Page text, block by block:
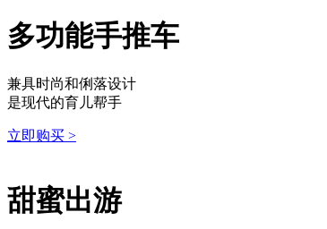
多功能手推车
兼具时尚和俐落设计
是现代的育儿帮手
立即购买 >
甜蜜出游